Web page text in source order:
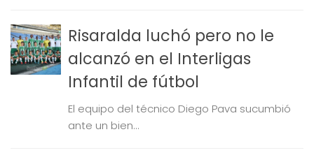
Risaralda luchó pero no le
alcanzó en el Interligas
Infantil de fútbol
El equipo del técnico Diego Pava sucumbió
ante un bien...